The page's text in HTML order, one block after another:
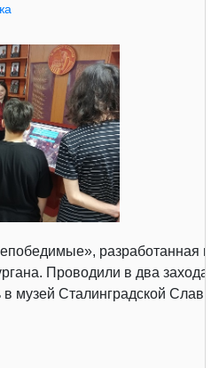
разработанная
Проводили в два захода:
в музей Сталинградской